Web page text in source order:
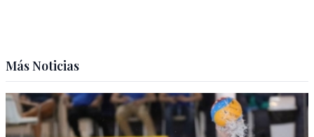
Más Noticias